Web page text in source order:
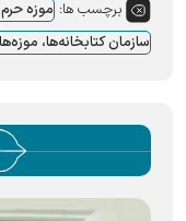
برچسب ها: موزه
سازمان کتابخانه‌ها،